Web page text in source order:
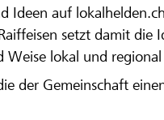
Ideen auf
setzt damit die
Weise lokal und
der Gemeinschaft